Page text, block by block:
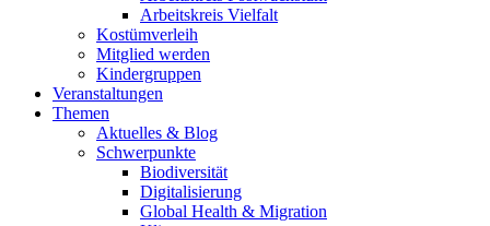
Arbeitskreis Vielfalt
Kostümverleih
Mitglied werden
Kindergruppen
Veranstaltungen
Themen
Aktuelles & Blog
Schwerpunkte
Biodiversität
Digitalisierung
Global Health & Migration